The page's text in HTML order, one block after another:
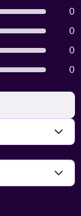
0
0
0
0